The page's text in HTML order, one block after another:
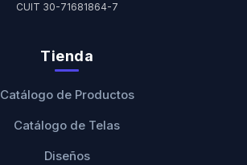
CUIT 30-71681864-7
Tienda
Catálogo de Productos
Catálogo de Telas
Diseños